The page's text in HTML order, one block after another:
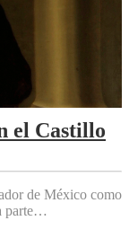
el Castillo
de México como
parte…